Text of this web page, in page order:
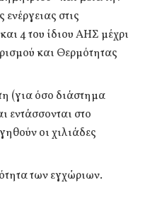
στις
4 του ίδιου ΑΗΣ μέχρι
και Θερμότητας
(για όσο διάστημα
εντάσσονται στο
οι χιλιάδες
των εγχώριων.